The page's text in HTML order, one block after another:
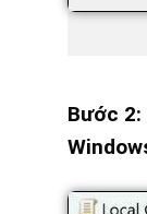
Bước 2: